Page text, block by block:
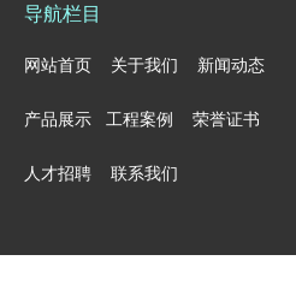
导航栏目
网站首页 关于我们 新闻动态
产品展示 工程案例 荣誉证书
人才招聘 联系我们